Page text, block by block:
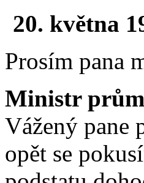
20. května
Prosím pana
Ministr
Vážený pane
opět se